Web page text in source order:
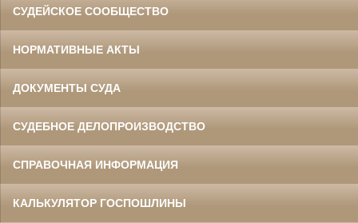
СУДЕЙСКОЕ СООБЩЕСТВО
НОРМАТИВНЫЕ АКТЫ
ДОКУМЕНТЫ СУДА
СУДЕБНОЕ ДЕЛОПРОИЗВОДСТВО
СПРАВОЧНАЯ ИНФОРМАЦИЯ
КАЛЬКУЛЯТОР ГОСПОШЛИНЫ